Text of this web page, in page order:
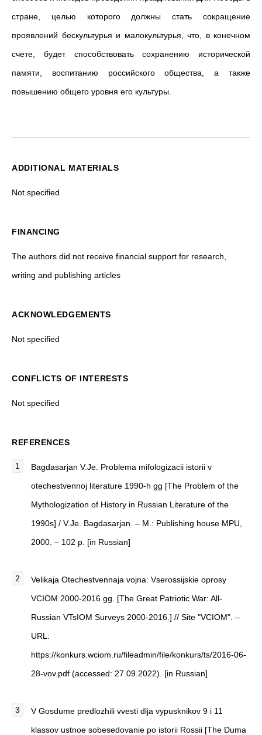
стране, целью которого должны стать сокращение
проявлений бескультурья и малокультурья, что, в конечном
счете, будет способствовать сохранению исторической
памяти, воспитанию российского общества, а также
повышению общего уровня его культуры.
ADDITIONAL MATERIALS
Not specified
FINANCING
The authors did not receive financial support for research,
writing and publishing articles
ACKNOWLEDGEMENTS
Not specified
CONFLICTS OF INTERESTS
Not specified
REFERENCES
Bagdasarjan V.Je. Problema mifologizacii istorii v
otechestvennoj literature 1990-h gg [The Problem of the
Mythologization of History in Russian Literature of the
1990s] / V.Je. Bagdasarjan. – M.: Publishing house MPU,
2000. – 102 p. [in Russian]
Velikaja Otechestvennaja vojna: Vserossijskie oprosy
VCIOM 2000-2016 gg. [The Great Patriotic War: All-
Russian VTsIOM Surveys 2000-2016.] // Site "VCIOM". –
URL:
https://konkurs.wciom.ru/fileadmin/file/konkurs/ts/2016-06-
28-vov.pdf (accessed: 27.09.2022). [in Russian]
V Gosdume predlozhili vvesti dlja vypusknikov 9 i 11
klassov ustnoe sobesedovanie po istorii Rossii [The Duma